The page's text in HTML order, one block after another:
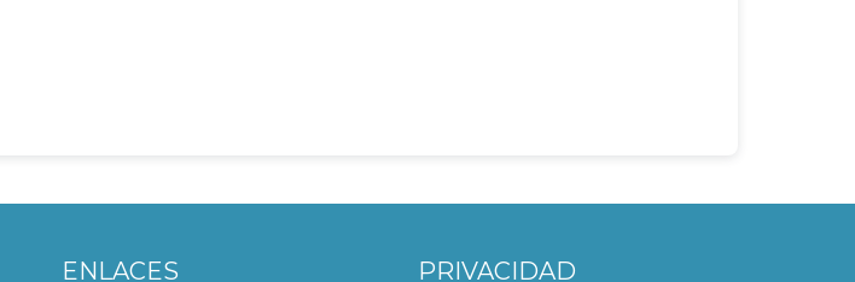
ENLACES PRIVACIDAD